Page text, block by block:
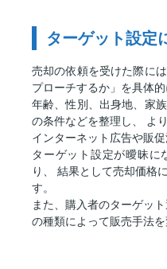
ターゲット設定
売却の依頼を受けた際に
プローチするか」を具体的
年齢、性別、出身地、家
の条件などを整理し、 よ
インターネット広告や販
ターゲット設定が曖昧に
り、 結果として売却価格
す。
また、購入者のターゲッ
の種類によって販売手法を